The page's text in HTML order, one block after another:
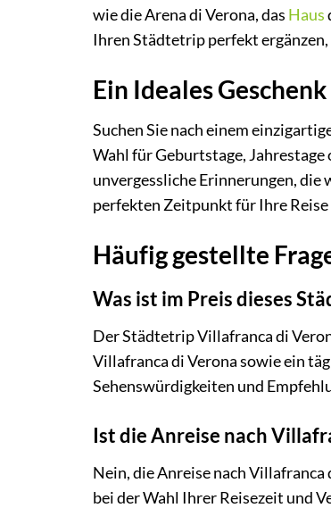
wie die Arena di Verona, das Haus
Ihren Städtetrip perfekt ergänzen,
Ein Ideales
Suchen Sie nach einem
Wahl für Geburtstage, Jahrestage
unvergessliche Erinnerungen, die
perfekten Zeitpunkt für Ihre Reise
Häufig gestellte
Was ist im Preis dieses
Der Städtetrip Villafranca di
Villafranca di Verona sowie ein
Sehenswürdigkeiten und
Ist die Anreise nach
Nein, die Anreise nach
bei der Wahl Ihrer Reisezeit und